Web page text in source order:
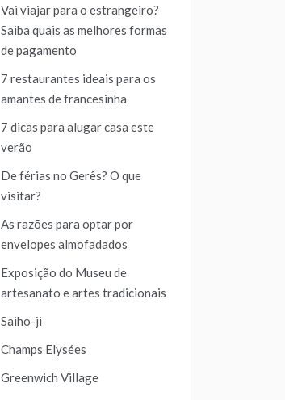
Vai viajar para o estrangeiro?
Saiba quais as melhores formas
de pagamento
7 restaurantes ideais para os
amantes de francesinha
7 dicas para alugar casa este
verão
De férias no Gerês? O que
visitar?
As razões para optar por
envelopes almofadados
Exposição do Museu de
artesanato e artes tradicionais
Saiho-ji
Champs Elysées
Greenwich Village